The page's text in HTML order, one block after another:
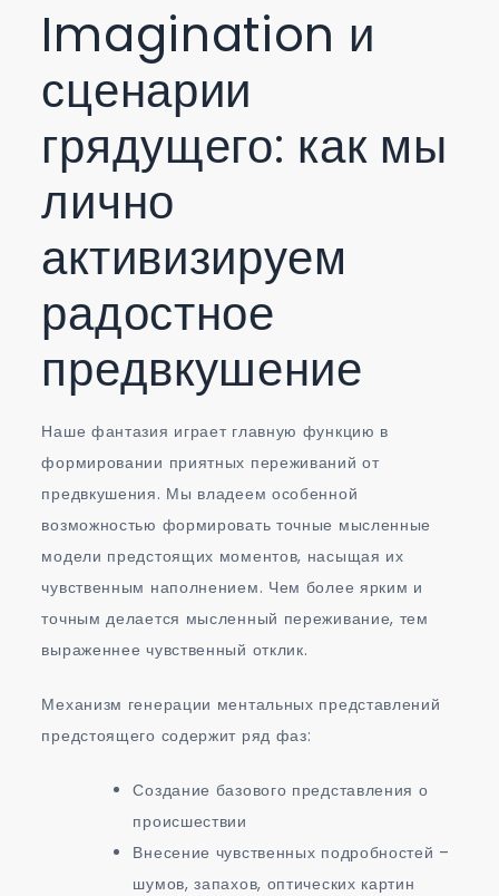
Imagination и
сценарии
грядущего: как мы
лично
активизируем
радостное
предвкушение
Наше фантазия играет главную функцию в
формировании приятных переживаний от
предвкушения. Мы владеем особенной
возможностью формировать точные мысленные
модели предстоящих моментов, насыщая их
чувственным наполнением. Чем более ярким и
точным делается мысленный переживание, тем
выраженнее чувственный отклик.
Механизм генерации ментальных представлений
предстоящего содержит ряд фаз:
Создание базового представления о
происшествии
Внесение чувственных подробностей –
шумов, запахов, оптических картин